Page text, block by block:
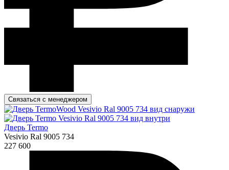
Связаться с менеджером
Дверь Termo
Vesivio Ral 9005 734
227 600